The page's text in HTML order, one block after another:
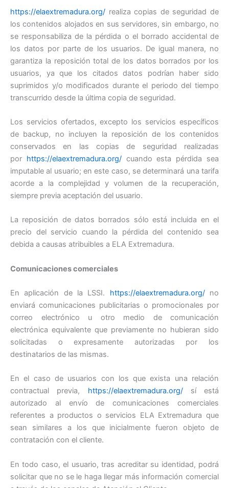
https://elaextremadura.org/ realiza copias de seguridad de
los contenidos alojados en sus servidores, sin embargo, no
se responsabiliza de la pérdida o el borrado accidental de
los datos por parte de los usuarios. De igual manera, no
garantiza la reposición total de los datos borrados por los
usuarios, ya que los citados datos podrían haber sido
suprimidos y/o modificados durante el periodo del tiempo
transcurrido desde la última copia de seguridad.
Los servicios ofertados, excepto los servicios específicos
de backup, no incluyen la reposición de los contenidos
conservados en las copias de seguridad realizadas
por https://elaextremadura.org/cuando esta pérdida sea
imputable al usuario; en este caso, se determinará una tarifa
acorde a la complejidad y volumen de la recuperación,
siempre previa aceptación del usuario.
La reposición de datos borrados sólo está incluida en el
precio del servicio cuando la pérdida del contenido sea
debida a causas atribuibles a ELA Extremadura.
Comunicaciones comerciales
En aplicación de la LSSI. https://elaextremadura.org/no
enviará comunicaciones publicitarias o promocionales por
correo electrónico u otro medio de comunicación
electrónica equivalente que previamente no hubieran sido
solicitadas o expresamente autorizadas por los
destinatarios de las mismas.
En el caso de usuarios con los que exista una relación
contractual previa, https://elaextremadura.org/sí está
autorizado al envío de comunicaciones comerciales
referentes a productos o servicios ELA Extremadura que
sean similares a los que inicialmente fueron objeto de
contratación con el cliente.
En todo caso, el usuario, tras acreditar su identidad, podrá
solicitar que no se le haga llegar más información comercial